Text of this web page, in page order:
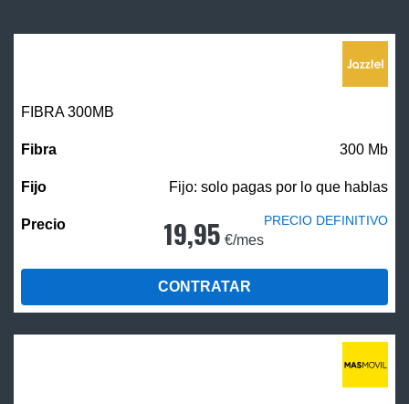
FIBRA 300MB
300 Mb
Fijo: solo pagas por lo que hablas
19,95 €/mes
PRECIO DEFINITIVO
CONTRATAR